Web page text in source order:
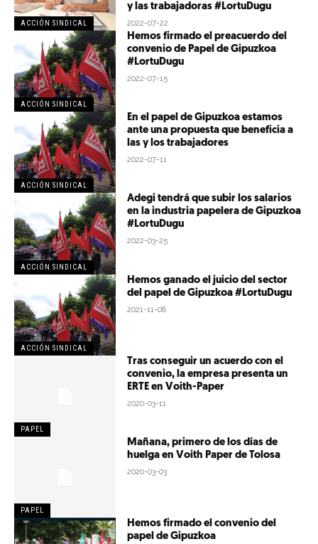
ACCIÓN SINDICAL
y las trabajadoras #LortuDugu
2022-07-22
ACCIÓN SINDICAL
Hemos firmado el preacuerdo del
convenio de Papel de Gipuzkoa
#LortuDugu
2022-07-15
ACCIÓN SINDICAL
En el papel de Gipuzkoa estamos
ante una propuesta que beneficia a
las y los trabajadores
2022-07-11
ACCIÓN SINDICAL
Adegi tendrá que subir los salarios
en la industria papelera de Gipuzkoa
#LortuDugu
2022-03-25
ACCIÓN SINDICAL
Hemos ganado el juicio del sector
del papel de Gipuzkoa #LortuDugu
2021-11-08
PAPEL
Tras conseguir un acuerdo con el
convenio, la empresa presenta un
ERTE en Voith-Paper
2020-03-11
PAPEL
Mañana, primero de los días de
huelga en Voith Paper de Tolosa
2020-03-03
Hemos firmado el convenio del
papel de Gipuzkoa